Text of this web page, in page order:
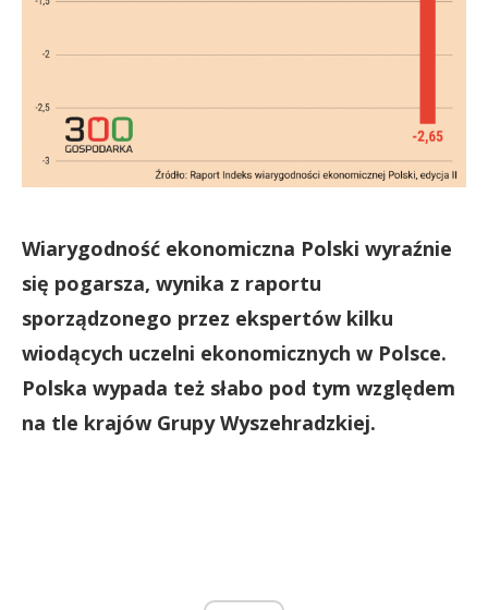
Wiarygodność ekonomiczna Polski wyraźnie
się pogarsza, wynika z raportu
sporządzonego przez ekspertów kilku
wiodących uczelni ekonomicznych w Polsce.
Polska wypada też słabo pod tym względem
na tle krajów Grupy Wyszehradzkiej.